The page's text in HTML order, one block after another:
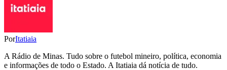
PorItatiaia
A Rádio de Minas. Tudo sobre o futebol mineiro, política, economia
e informações de todo o Estado. A Itatiaia dá notícia de tudo.